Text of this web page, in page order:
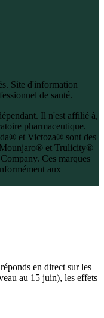
Site d'information
de santé.
Il n'est affilié à,
pharmaceutique.
et Victoza® sont des
Mounjaro® et Trulicity®
Ces marques
aux
en direct sur les
au 15 juin), les effets